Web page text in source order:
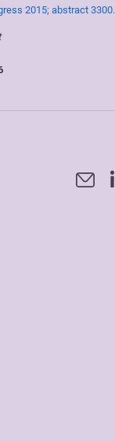
2015; abstract 3300.